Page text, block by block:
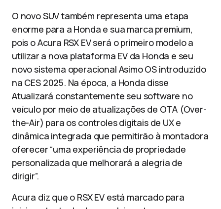
O novo SUV também representa uma etapa
enorme para a Honda e sua marca premium,
pois o Acura RSX EV será o primeiro modelo a
utilizar a nova plataforma EV da Honda e seu
novo sistema operacional Asimo OS introduzido
na CES 2025. Na época, a Honda disse
Atualizará constantemente seu software no
veículo por meio de atualizações de OTA (Over-
the-Air) para os controles digitais de UX e
dinâmica integrada que permitirão à montadora
oferecer “uma experiência de propriedade
personalizada que melhorará a alegria de
dirigir”.
Acura diz que o RSX EV está marcado para